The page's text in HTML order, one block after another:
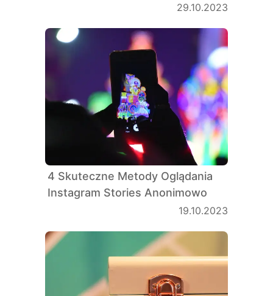
29.10.2023
4 Skuteczne Metody Oglądania
Instagram Stories Anonimowo
19.10.2023